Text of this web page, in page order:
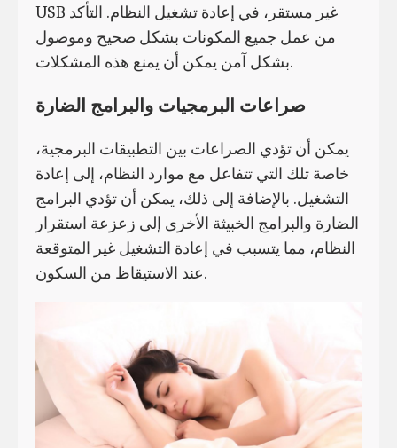
USB غير مستقر، في إعادة تشغيل النظام. التأكد
من عمل جميع المكونات بشكل صحيح وموصول
بشكل آمن يمكن أن يمنع هذه المشكلات.
صراعات البرمجيات والبرامج الضارة
يمكن أن تؤدي الصراعات بين التطبيقات البرمجية،
خاصة تلك التي تتفاعل مع موارد النظام، إلى إعادة
التشغيل. بالإضافة إلى ذلك، يمكن أن تؤدي البرامج
الضارة والبرامج الخبيثة الأخرى إلى زعزعة استقرار
النظام، مما يتسبب في إعادة التشغيل غير المتوقعة
عند الاستيقاظ من السكون.